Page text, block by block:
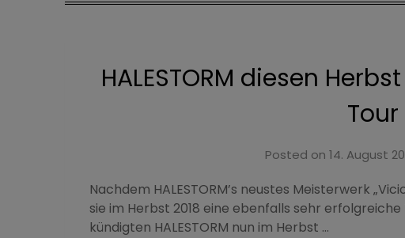
HALESTORM diesen
Tour
Posted on14. August
Nachdem HALESTORM’s neustes Meisterwerk
sie im Herbst 2018 eine ebenfalls sehr
kündigten HALESTORM nun im Herbst …